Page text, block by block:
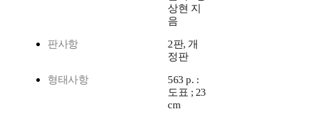
상현 지
음
판사항
2판, 개
정판
형태사항
563 p. :
도표 ; 23
cm